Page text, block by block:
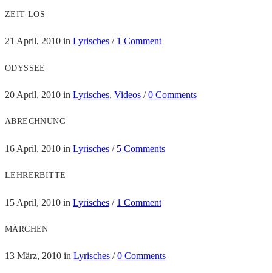
ZEIT-LOS
21 April, 2010 in Lyrisches / 1 Comment
ODYSSEE
20 April, 2010 in Lyrisches, Videos /0 Comments
ABRECHNUNG
16 April, 2010 in Lyrisches / 5 Comments
LEHRERBITTE
15 April, 2010 in Lyrisches / 1 Comment
MÄRCHEN
13 März, 2010 in Lyrisches /0 Comments